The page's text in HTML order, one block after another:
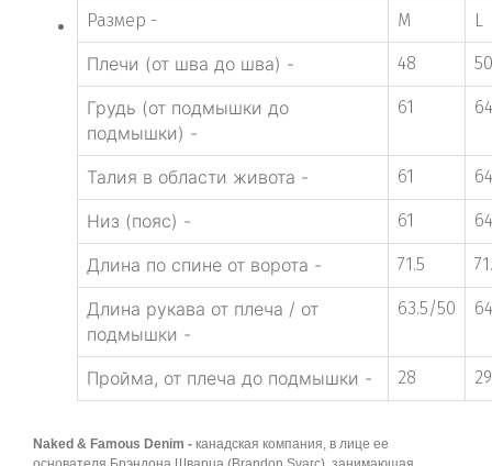
Размер -
M L
Плечи (от шва до шва) - 48 50
Грудь (от подмышки до
подмышки) -
61 64
Талия в области живота - 61 64
Низ (пояс) - 61 64
Длина по спине от ворота - 71.5
Длина рукава от плеча / от
подмышки -
63.5/50
Пройма, от плеча до подмышки - 28 29
Naked & Famous Denim - канадская компания, в лице ее